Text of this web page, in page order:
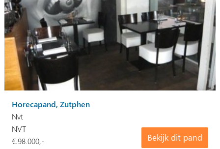
Horecapand, Zutphen
Nvt
Bekijk dit pand
NVT
€.98.000,-